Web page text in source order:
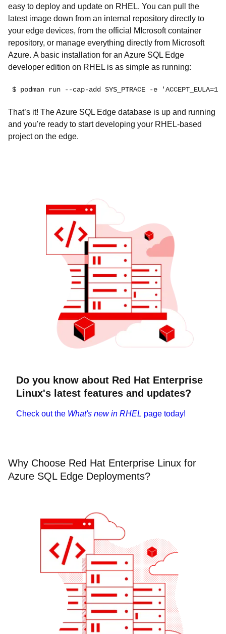
easy to deploy and update on RHEL. You can pull the
latest image down from an internal repository directly to
your edge devices, from the official MIcrosoft container
repository, or manage everything directly from Microsoft
Azure. A basic installation for an Azure SQL Edge
developer edition on RHEL is as simple as running:
$ podman run --cap-add SYS_PTRACE -e
That’s it! The Azure SQL Edge database is up and running
and you're ready to start developing your RHEL-based
project on the edge.
Do you know about Red Hat Enterprise
Linux's latest features and updates?
Check out the What's new in RHEL page today!
Why Choose Red Hat Enterprise Linux for
Azure SQL Edge Deployments?